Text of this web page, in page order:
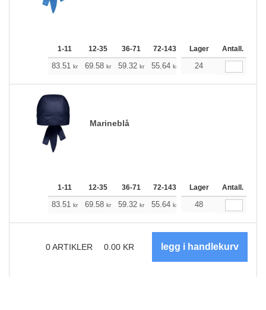
1-11 12-35 36-71 72-143 144-287 288 +
Lager Antall.
83.51 kr 69.58 kr 59.32 kr 55.64 kr 52.85
24
Marineblå
1-11 12-35 36-71 72-143 144-287 288 +
Lager Antall.
83.51 kr 69.58 kr 59.32 kr 55.64 kr 52.85
48
0ARTIKLER 0.00 KR